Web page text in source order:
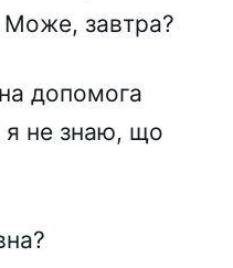
Може, завтра?
допомога
я не знаю, що